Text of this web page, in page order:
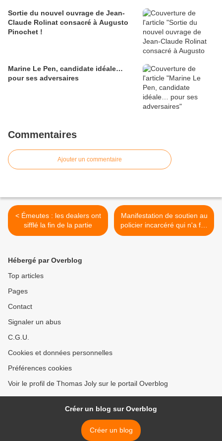
Sortie du nouvel ouvrage de Jean-
Claude Rolinat consacré à Augusto
Pinochet !
Marine Le Pen, candidate idéale…
pour ses adversaires
Commentaires
Ajouter un commentaire
< Émeutes : les dealers ont
sifflé la fin de la partie
Manifestation de soutien au
policier incarcéré qui n'a fait
que son travail à Nanterre !
Hébergé par Overblog
Top articles
Pages
Contact
Signaler un abus
C.G.U.
Cookies et données personnelles
Préférences cookies
Voir le profil de Thomas Joly sur le portail Overblog
Créer un blog sur Overblog
Créer un blog